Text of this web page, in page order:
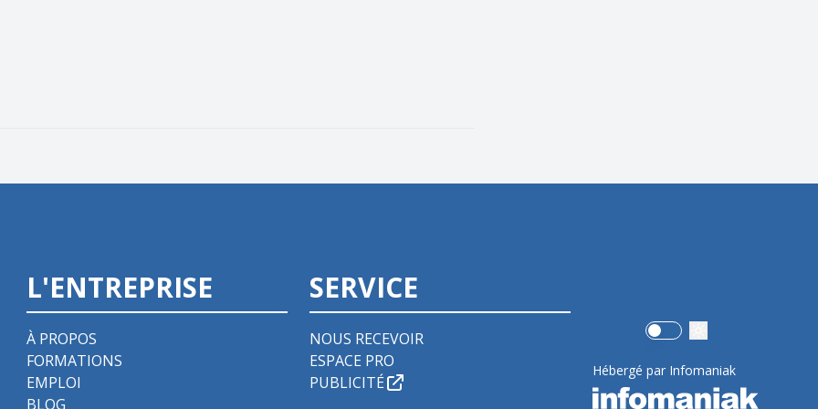
L'ENTREPRISE
À PROPOS
FORMATIONS
EMPLOI
BLOG
SERVICE
NOUS RECEVOIR
ESPACE PRO
PUBLICITÉ
Use setting
Hébergé par Infomaniak